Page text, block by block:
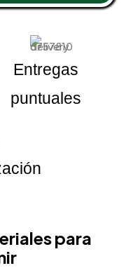
Entregas
puntuales
para